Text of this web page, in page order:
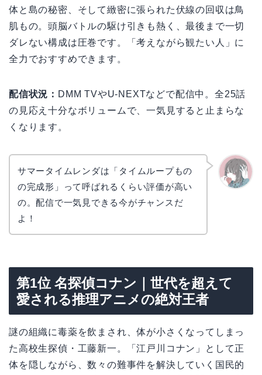
体と島の秘密、そして緻密に張られた伏線の回収は鳥
肌もの。頭脳バトルの駆け引きも熱く、最後まで一切
ダレない構成は圧巻です。「考えながら観たい人」に
全力でおすすめできます。
配信状況： DMM TVやU-NEXTなどで配信中。全25話
の見応え十分なボリュームで、一気見すると止まらな
くなります。
サマータイムレンダは「タイムループもの
の完成形」って呼ばれるくらい評価が高い
の。配信で一気見できる今がチャンスだ
よ！
第1位 名探偵コナン｜世代を超えて
愛される推理アニメの絶対王者
謎の組織に毒薬を飲まされ、体が小さくなってしまっ
た高校生探偵・工藤新一。「江戸川コナン」として正
体を隠しながら、数々の難事件を解決していく国民的